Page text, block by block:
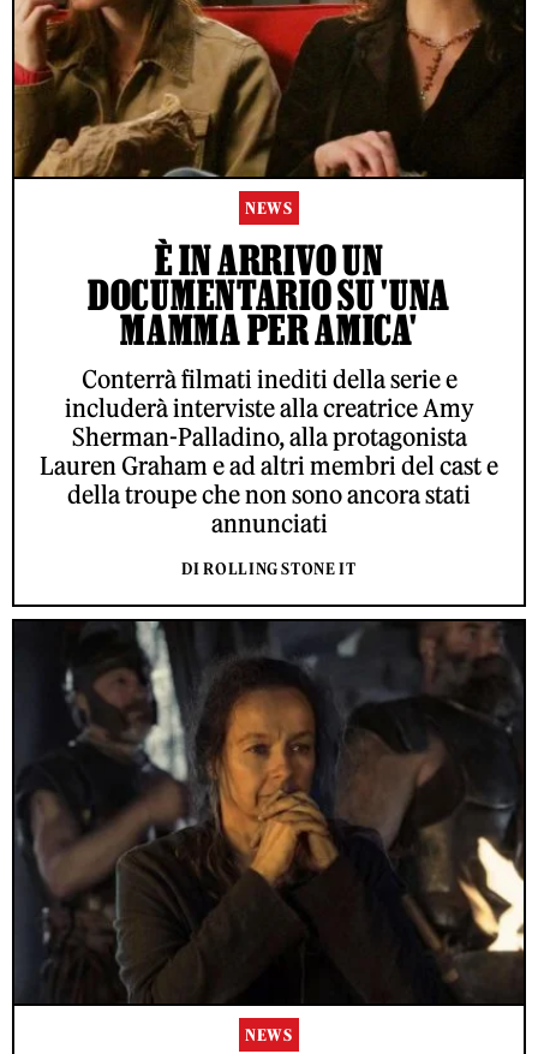
NEWS
È IN ARRIVO UN
DOCUMENTARIO SU 'UNA
MAMMA PER AMICA'
Conterrà filmati inediti della serie e
includerà interviste alla creatrice Amy
Sherman-Palladino, alla protagonista
Lauren Graham e ad altri membri del cast e
della troupe che non sono ancora stati
annunciati
DI ROLLING STONE IT
NEWS